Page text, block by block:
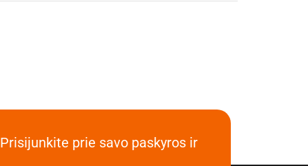
Prisijunkite prie savo paskyros ir